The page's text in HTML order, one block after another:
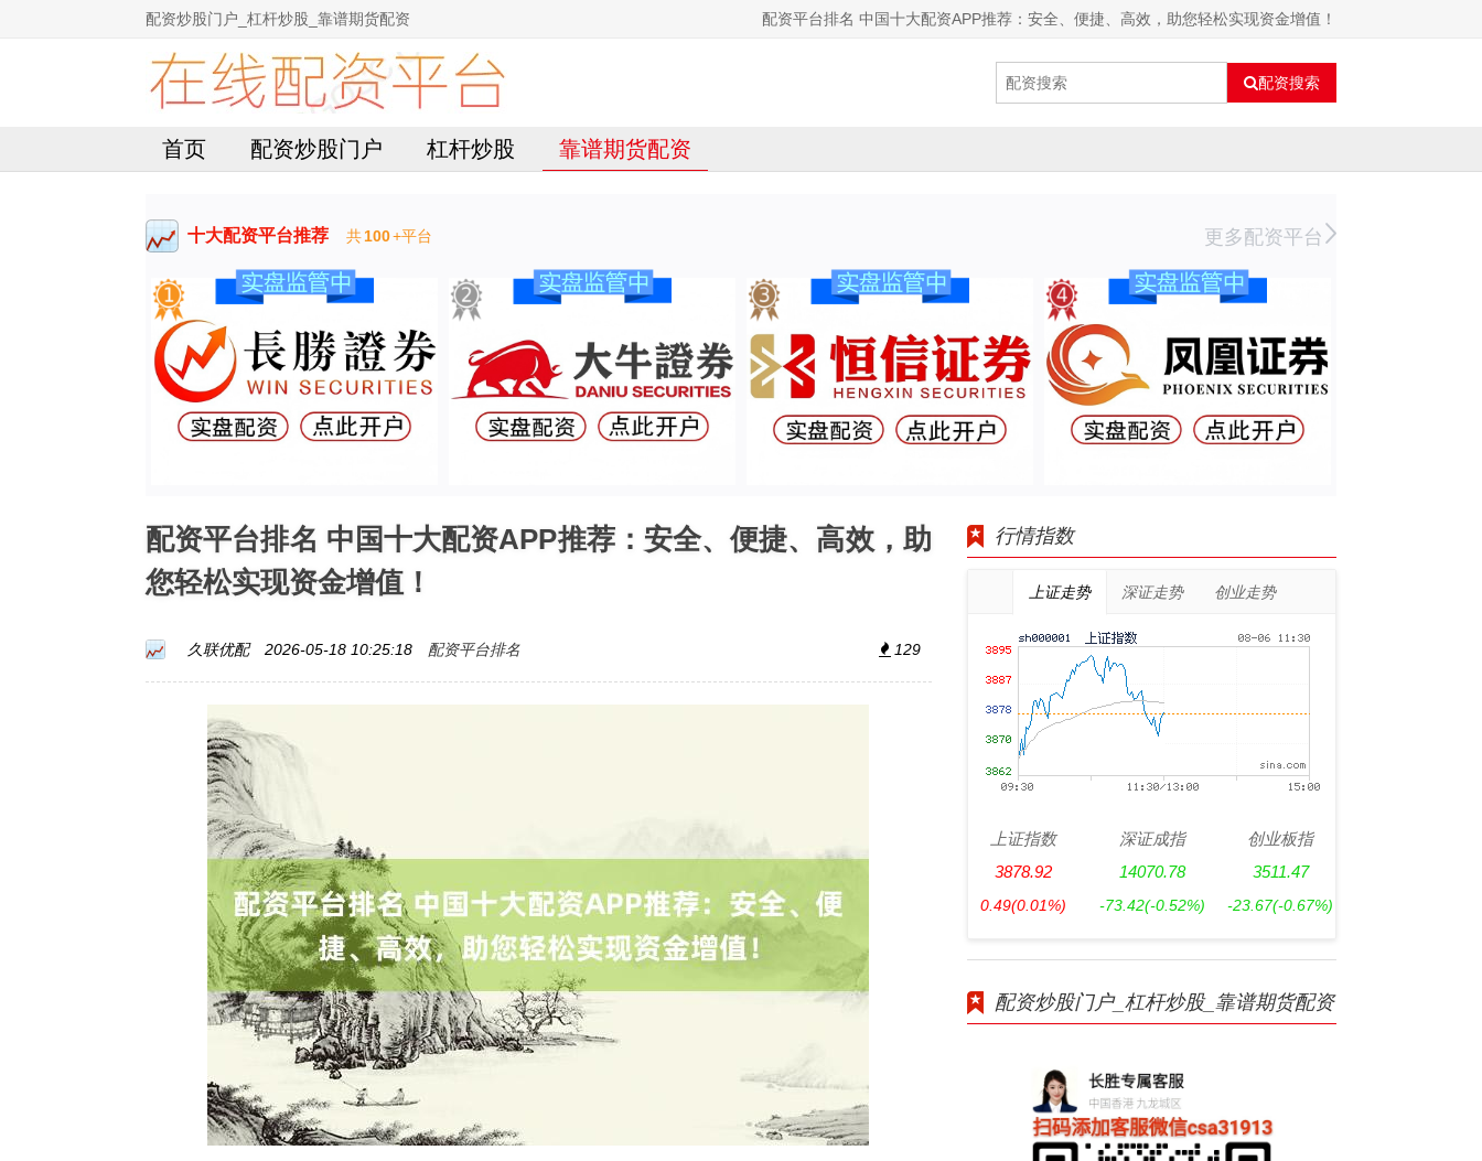
配资炒股门户_杠杆炒股_靠谱期货配资 配资平台排名 中国十大配资APP推荐：安全、便捷、高效，助您轻松实现资金增值！
配资搜索
首页 配资炒股门户 杠杆炒股 靠谱期货配资
十大配资平台推荐 共100+平台 更多配资平台
配资平台排名 中国十大配资APP推荐：安全、便捷、高效，助
您轻松实现资金增值！
久联优配 2026-05-18 10:25:18 配资平台排名 129
行情指数
上证走势 深证走势 创业走势
上证指数
3878.92
0.49(0.01%)
深证成指
14070.78
-73.42(-0.52%)
创业板指
3511.47
-23.67(-0.67%)
配资炒股门户_杠杆炒股_靠谱期货配资